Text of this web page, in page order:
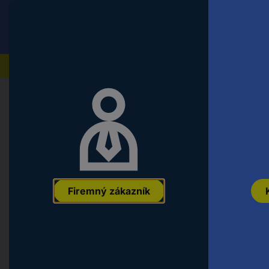
Firemný zákazník
Náradie a dielňa
Knipex 46 10 A6 kliešte na
252-400 mm Tvar hrotu rovný
4003773025009 Označenie výrobcu: Objednávacie